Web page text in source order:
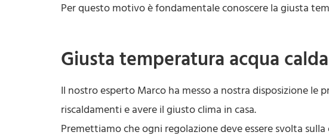
Per questo motivo è fondamentale conoscere la giusta
Giusta temperatura acqua
Il nostro esperto Marco ha messo a nostra disposizione
riscaldamenti e avere il giusto clima in casa.
Premettiamo che ogni regolazione deve essere svolta